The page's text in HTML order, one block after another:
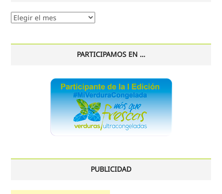
Nuestro
PARTICIPAMOS EN …
PUBLICIDAD